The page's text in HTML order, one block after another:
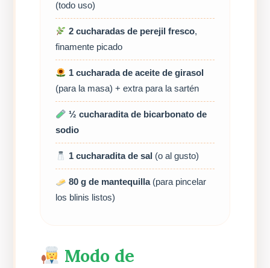
(todo uso)
2 cucharadas de perejil fresco,
finamente picado
1 cucharada de aceite de girasol
(para la masa) + extra para la sartén
½ cucharadita de bicarbonato de
sodio
1 cucharadita de sal(o al gusto)
80 g de mantequilla(para pincelar
los blinis listos)
Modo de